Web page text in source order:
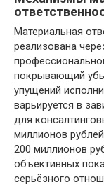
Материальная
реализована
покрывающий
упущений
варьируется в
для
миллионов
200 миллионов
объективных
серьёзного